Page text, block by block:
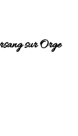
sur Orge